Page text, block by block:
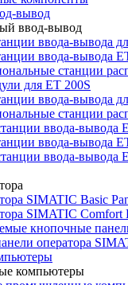
вывод
ввод-вывод
ввода-вывода
ввода-вывода
станции
для ET 200S
ввода-вывода
станции
ввода-вывода
ввода-вывода
ввода-вывода
SIMATIC Basic
SIMATIC Comfort
кнопочные
оператора
компьютеры